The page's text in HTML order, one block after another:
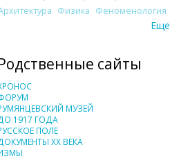
Физика Феноменология
Еще
сайты
МУЗЕЙ
1917 ГОДА
ПОЛЕ
XX ВЕКА